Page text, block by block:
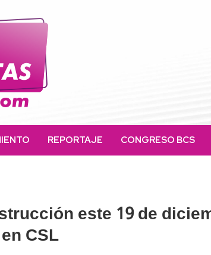
REPORTAJE CONGRESO BCS
este 19 de
CSL